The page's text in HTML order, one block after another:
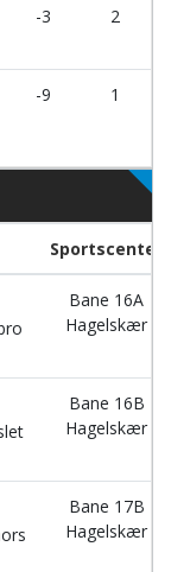
-3 2
-9 1
Sportscenter
Bane 16A
Hagelskær
Bane 16B
Hagelskær
Bane 17B
Hagelskær